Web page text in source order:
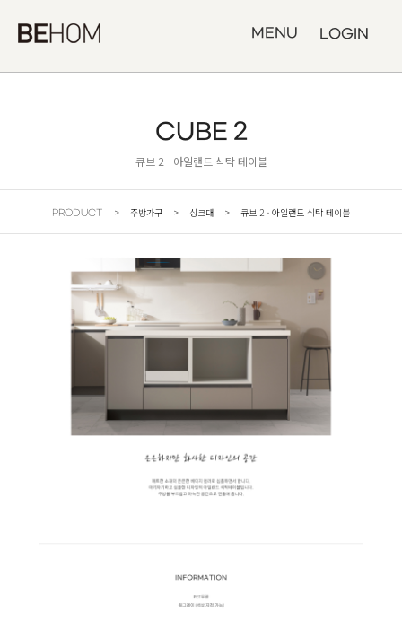
MENU LOGIN
CUBE 2
큐브 2 - 아일랜드 식탁 테이블
PRODUCT > 주방가구 > 싱크대 > 큐브 2 - 아일랜드 식탁 테이블